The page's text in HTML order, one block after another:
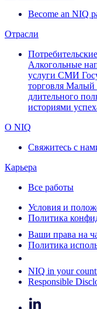
Become an NIQ
Отрасли
Алкогольные
услуги СМИ
торговля Малый
длительного
историями
О NIQ
Свяжитесь с
Карьера
Все работы
Условия и
Политика
Ваши права на
Политика
NIQ in your
Responsible